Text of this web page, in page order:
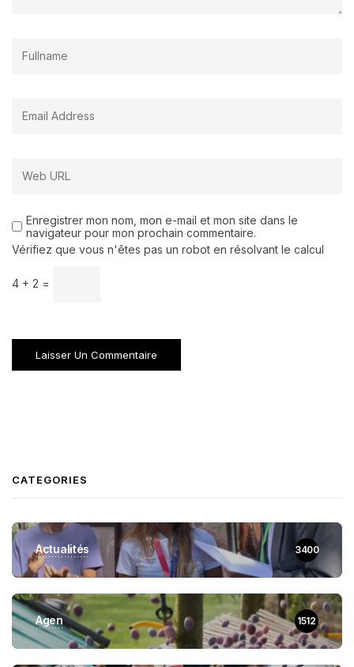
Enregistrer mon nom, mon e-mail et mon site dans le
navigateur pour mon prochain commentaire.
Vérifiez que vous n'êtes pas un robot en résolvant le calcul
4 + 2 =
CATEGORIES
Actualités 3400
Agen 1512